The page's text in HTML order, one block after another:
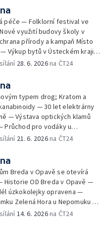
péče — Folklorní festival ve
využití budovy školy v
přírody a kampaň Místo
Výkup bytů v Ústeckém kraji —
vody — Historická sbírka
28. 6. 2026na ČT24
typem drog; Kratom a
— 30 let elektrárny
— Výstava optických klamů
Průchod pro vodáky u
Plešivce — Mladí lidé riskují na
Ostře sledovaných vlaků —
v centru Prahy —
na královéhradeckém
na boj českých
Vzácný zápisník odbojáře v
— Sochařský festival Umění
21. 6. 2026na ČT24
Breda v Opavě se otevírá
OD Breda v Opavě —
úzkokolejky opravena —
Zelená Hora u Nepomuku —
ve Strážnici — Vrcholí
14. 6. 2026na ČT24